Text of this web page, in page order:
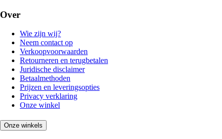
Over
Wie zijn wij?
Neem contact op
Verkoopvoorwaarden
Retourneren en terugbetalen
Juridische disclaimer
Betaalmethoden
Prijzen en leveringsopties
Privacy verklaring
Onze winkel
Onze winkels